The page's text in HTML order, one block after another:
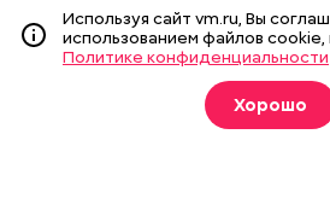
Издание создано при финансовой
средств массовой информации и
На сайте применяются
(информационные технологии
на основе сбора, систематизации и
Используя сайт vm.ru, Вы
использованием файлов cookie,
Политике конфиденциальности
Хорошо